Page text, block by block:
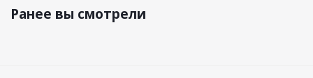
Ранее вы смотрели